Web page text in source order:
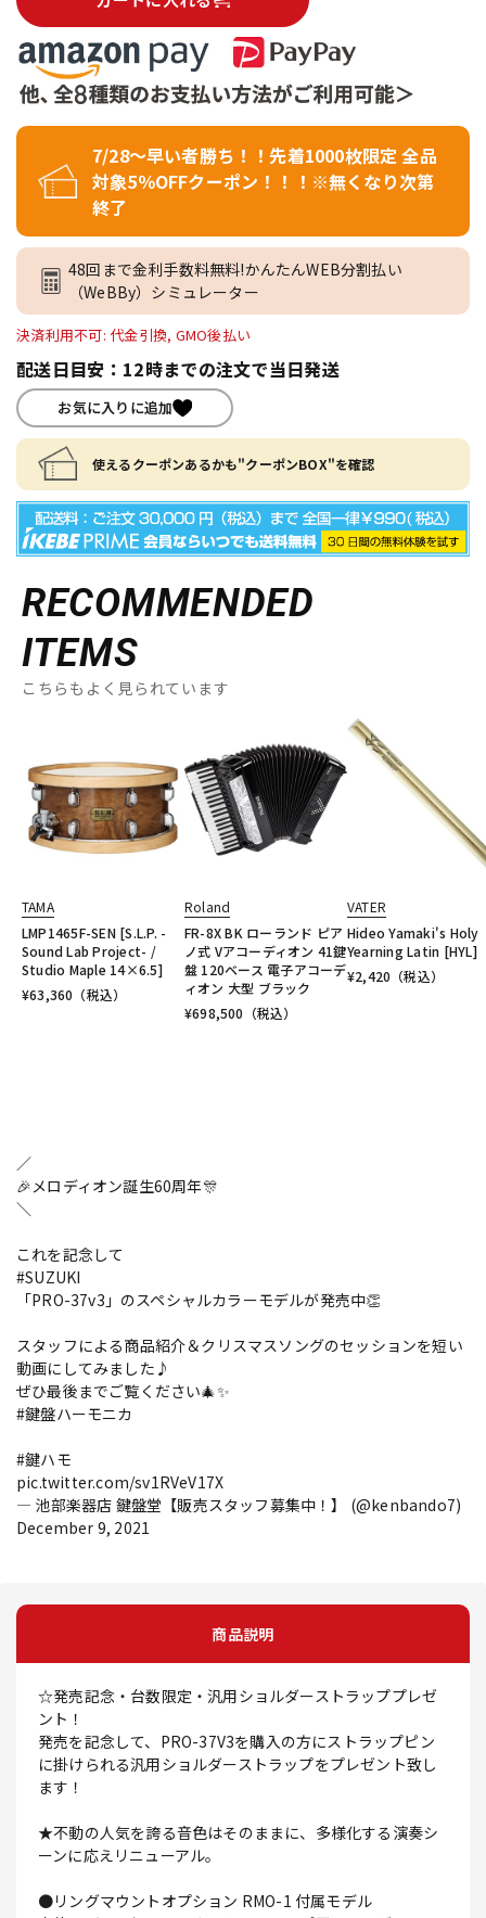
7/28～早い者勝ち！！先着1000枚限定 全品
対象5％OFFクーポン！！！※無くなり次第
終了
48回まで金利手数料無料!かんたんWEB分割払い
（WeBBy）シミュレーター
決済利用不可: 代金引換, GMO後払い
配送日目安：12時までの注文で当日発送
お気に入りに追加
使えるクーポンあるかも"クーポンBOX"を確認
RECOMMENDED
ITEMS
こちらもよく見られています
TAMA
LMP1465F-SEN [S.L.P. -
Sound Lab Project- /
Studio Maple 14×6.5]
¥63,360 （税込）
Roland
FR-8X BK ローランド ピア
ノ式 Vアコーディオン 41鍵
盤 120ベース 電子アコーデ
ィオン 大型 ブラック
¥698,500 （税込）
VATER
Hideo Yamaki's Holy
Yearning Latin [HYL]
¥2,420 （税込）
／
🎉メロディオン誕生60周年🎊
＼
これを記念して
#SUZUKI
「PRO-37v3」のスペシャルカラーモデルが発売中👏
スタッフによる商品紹介＆クリスマスソングのセッションを短い
動画にしてみました♪
ぜひ最後までご覧ください🎄✨
#鍵盤ハーモニカ
#鍵ハモ
pic.twitter.com/sv1RVeV17X
— 池部楽器店 鍵盤堂【販売スタッフ募集中！】 (@kenbando7)
December 9, 2021
商品説明
☆発売記念・台数限定・汎用ショルダーストラッププレゼ
ント！
発売を記念して、PRO-37V3を購入の方にストラップピン
に掛けられる汎用ショルダーストラップをプレゼント致し
ます！
★不動の人気を誇る音色はそのままに、多様化する演奏シ
ーンに応えリニューアル。
●リングマウントオプション RMO-1 付属モデル